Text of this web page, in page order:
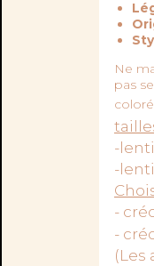
Ne
pas
-
-
-
-
(Les